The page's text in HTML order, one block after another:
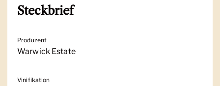
Steckbrief
Produzent
Warwick Estate
Vinifikation